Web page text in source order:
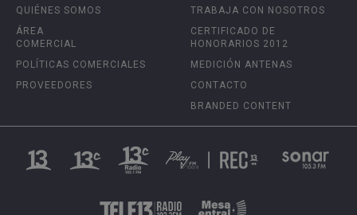
QUIÉNES SOMOS
ÁREA
COMERCIAL
POLÍTICAS COMERCIALES
PROVEEDORES
TRABAJA CON NOSOTROS
CERTIFICADO DE
HONORARIOS 2012
MEDICIÓN ANTENAS
CONTACTO
BRANDED CONTENT